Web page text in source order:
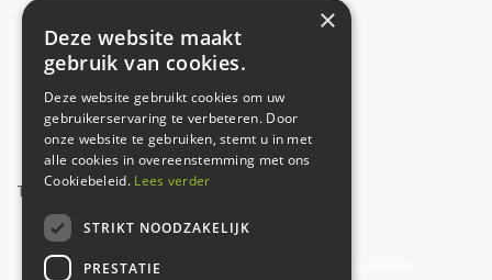
09:30 - 17:30
Donderdag
Zaterdag 09:00 - 17:00
Zondag
12:00 - 17:00
Toon alle openingstijden
UW MENING TELT!
×
Deze website maakt
gebruik van cookies.
Deze website gebruikt cookies om uw
gebruikerservaring te verbeteren. Door
onze website te gebruiken, stemt u in met
alle cookies in overeenstemming met ons
Cookiebeleid. Lees verder
STRIKT NOODZAKELIJK
PRESTATIE